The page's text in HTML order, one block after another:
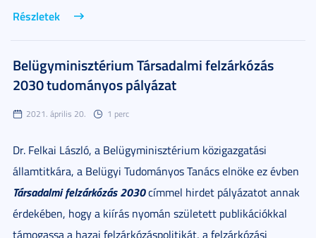
Részletek
Belügyminisztérium Társadalmi felzárkózás
2030 tudományos pályázat
2021. április 20. 1 perc
Dr. Felkai László, a Belügyminisztérium közigazgatási
államtitkára, a Belügyi Tudományos Tanács elnöke ez évben
Társadalmi felzárkózás 2030címmel hirdet pályázatot annak
érdekében, hogy a kiírás nyomán született publikációkkal
támogassa a hazai felzárkózáspolitikát, a felzárkózási